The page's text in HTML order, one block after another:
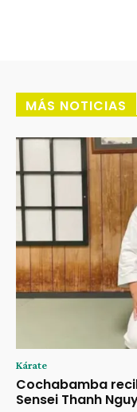
MÁS NOTICIAS
Kárate
Cochabamba
Sensei Thanh